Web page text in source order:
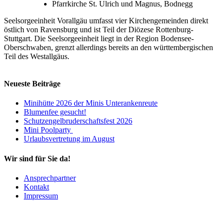
Pfarrkirche St. Ulrich und Magnus, Bodnegg
Seelsorgeeinheit Vorallgäu umfasst vier Kirchengemeinden direkt
östlich von Ravensburg und ist Teil der Diözese Rottenburg-
Stuttgart. Die Seelsorgeeinheit liegt in der Region Bodensee-
Oberschwaben, grenzt allerdings bereits an den württembergischen
Teil des Westallgäus.
Neueste Beiträge
Minihütte 2026 der Minis Unterankenreute
Blumenfee gesucht!
Schutzengelbruderschaftsfest 2026
Mini Poolparty
Urlaubsvertretung im August
Wir sind für Sie da!
Ansprechpartner
Kontakt
Impressum